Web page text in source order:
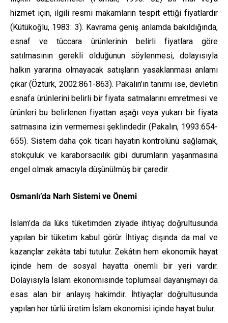
hizmet için, ilgili resmi makamların tespit ettiği fiyatlardır
(Kütükoğlu, 1983: 3). Kavrama geniş anlamda bakıldığında,
esnaf ve tüccara ürünlerinin belirli fiyatlara göre
satılmasının gerekli olduğunun söylenmesi, dolayısıyla
halkın yararına olmayacak satışların yasaklanması anlamı
çıkar (Öztürk, 2002:861-863). Pakalın’ın tanımı ise, devletin
esnafa ürünlerini belirli bir fiyata satmalarını emretmesi ve
ürünleri bu belirlenen fiyattan aşağı veya yukarı bir fiyata
satmasına izin vermemesi şeklindedir (Pakalın, 1993:654-
655). Sistem daha çok ticari hayatın kontrolünü sağlamak,
stokçuluk ve karaborsacılık gibi durumların yaşanmasına
engel olmak amacıyla düşünülmüş bir çaredir.
Osmanlı’da Narh Sistemi ve Önemi
İslam’da da lüks tüketimden ziyade ihtiyaç doğrultusunda
yapılan bir tüketim kabul görür. İhtiyaç dışında da mal ve
kazançlar zekâta tabi tutulur. Zekâtın hem ekonomik hayat
içinde hem de sosyal hayatta önemli bir yeri vardır.
Dolayısıyla İslam ekonomisinde toplumsal dayanışmayı da
esas alan bir anlayış hakimdir. İhtiyaçlar doğrultusunda
yapılan her türlü üretim İslam ekonomisi içinde hayat bulur.